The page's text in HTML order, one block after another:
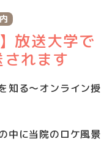
放送大学で
れます
知る～オンライン授
中に当院のロケ風景